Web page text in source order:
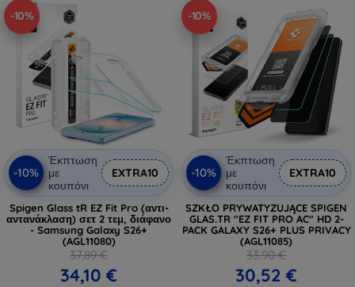
-10%
-10%
Έκπτωση
με
κουπόνι
EXTRA10
Spigen Glass tR EZ Fit Pro (αντι-
αντανάκλαση) σετ 2 τεμ, διάφανο
- Samsung Galaxy S26+
(AGL11080)
37,89 €
34,10 €
-10%
-10%
Έκπτωση
με
κουπόνι
EXTRA10
SZKŁO PRYWATYZUJĄCE SPIGEN
GLAS.TR "EZ FIT PRO AC" HD 2-
PACK GALAXY S26+ PLUS PRIVACY
(AGL11085)
33,90 €
30,52 €